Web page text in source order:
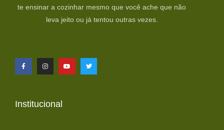
te ensinar a cozinhar mesmo que você ache que não
leva jeito ou já tentou outras vezes.
Institucional